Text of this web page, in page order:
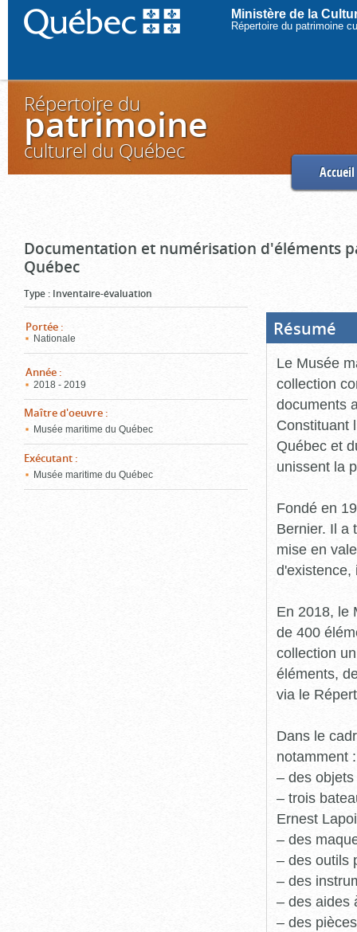
Ministère de la
Répertoire du patrimoine
Répertoire du
patrimoine
culturel du Québec
Accueil
Documentation et numérisation d'éléments
Québec
Type : Inventaire-évaluation
Portée :
Nationale
Année :
2018 - 2019
Maître d'oeuvre :
Musée maritime du Québec
Exécutant :
Musée maritime du Québec
Résumé
Le Musée
collection
documents
Constituant
Québec et
unissent la
Fondé en
Bernier. Il a
mise en
d'existence,
En 2018, le
de 400
collection
éléments,
via le
Dans le
notamment :
– des
– trois
Ernest
– des
– des outils
– des
– des aides
– des